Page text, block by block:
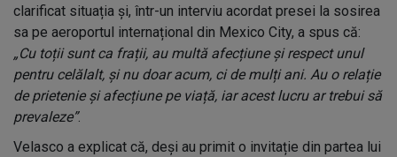
clarificat situația și, într-un interviu acordat presei la sosirea
sa pe aeroportul internațional din Mexico City, a spus că:
„Cu toții sunt ca frații, au multă afecțiune și respect unul
pentru celălalt, și nu doar acum, ci de mulți ani. Au o relație
de prietenie și afecțiune pe viață, iar acest lucru ar trebui să
prevaleze”.
Velasco a explicat că, deși au primit o invitație din partea lui